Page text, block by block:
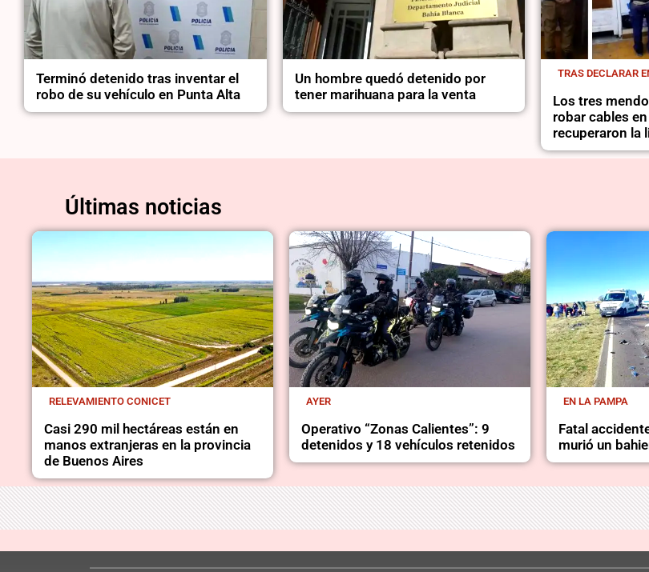
Terminó detenido tras inventar el
robo de su vehículo en Punta Alta
Un hombre quedó detenido por
tener marihuana para la venta
TRAS DECLARAR
Los tres
robar cables
recuperaron la
Últimas noticias
RELEVAMIENTO CONICET
Casi 290 mil hectáreas están en
manos extranjeras en la provincia
de Buenos Aires
AYER
Operativo “Zonas Calientes”: 9
detenidos y 18 vehículos retenidos
EN LA PAMPA
Fatal
murió un